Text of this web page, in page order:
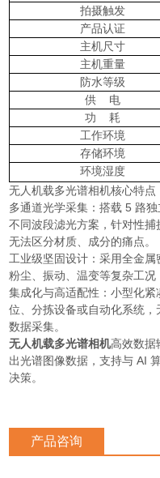
拍摄触发
产品认证
主机尺寸
主机重量
防水等级
供 电
功 耗
工作环境
存储环境
环境湿度
无人机载多光谱相机核心特点
多通道光学采集：搭载 5 路
不同波段滤光方案，针对性
无法区分材质、成分的痛点。
工业级坚固设计：采用全金
粉尘、振动、温变等复杂工况
集成化与高适配性：小型化
位、分拣设备或自动化系统
数据采集。
无人机载多光谱相机高效数据
出光谱图像数据，支持与 AI
决策。
产品咨询